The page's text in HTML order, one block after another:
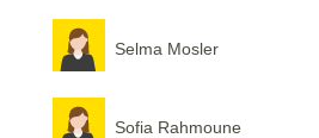
Selma Mosler
Sofia Rahmoune